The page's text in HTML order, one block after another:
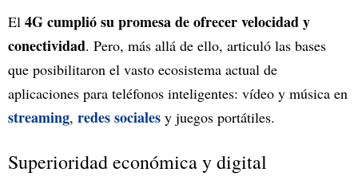
El 4G cumplió su promesa de ofrecer velocidad y
conectividad. Pero, más allá de ello, articuló las bases
que posibilitaron el vasto ecosistema actual de
aplicaciones para teléfonos inteligentes: vídeo y música en
streaming, redes sociales y juegos portátiles.
Superioridad económica y digital